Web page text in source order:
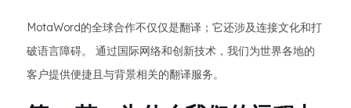
MotaWord的全球合作不仅仅是翻译；它还涉及连接文化和打
破语言障碍。 通过国际网络和创新技术，我们为世界各地的
客户提供便捷且与背景相关的翻译服务。